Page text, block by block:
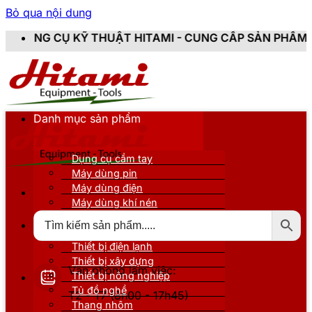
Bỏ qua nội dung
HITAMI - CUNG CẤP SẢN PHẨM CHÍNH HÃNG,
Văn phòng làm việc:
T2 - T7 (8h00 - 17h45)
Danh mục sản phẩm
Dụng cụ cầm tay
Máy dùng pin
Máy dùng điện
Máy dùng khí nén
Thiết bị nâng đỡ
Thiết bị điện lạnh
Thiết bị xây dựng
Thiết bị nông nghiệp
Tủ đồ nghề
Thang nhôm